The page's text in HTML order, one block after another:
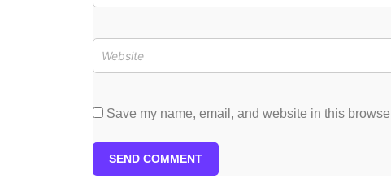
Save my name, email, and website in this
SEND COMMENT